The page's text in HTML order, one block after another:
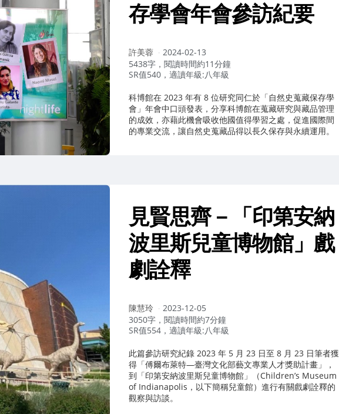
存學會年會參訪紀要
作
者：
許美蓉
2024-02-13
5438字，閱讀時間約11分鐘
SR值540，適讀年級:八年級
科博館在 2023 年有 8 位研究同仁於「自然史蒐藏保存學
會」年會中口頭發表，分享科博館在蒐藏研究與藏品管理
的成效，亦藉此機會吸收他國值得學習之處，促進國際間
的專業交流，讓自然史蒐藏品得以長久保存與永續運用。
見賢思齊－「印第安納
波里斯兒童博物館」戲
劇詮釋
作
者：
陳慧玲
2023-12-05
3050字，閱讀時間約7分鐘
SR值554，適讀年級:八年級
此篇參訪研究紀錄 2023 年 5 月 23 日至 8 月 23 日筆者獲
得「傅爾布萊特—臺灣文化部藝文專業人才獎助計畫」，
到「印第安納波里斯兒童博物館」（Children’s Museum
of Indianapolis，以下簡稱兒童館）進行有關戲劇詮釋的
觀察與訪談。